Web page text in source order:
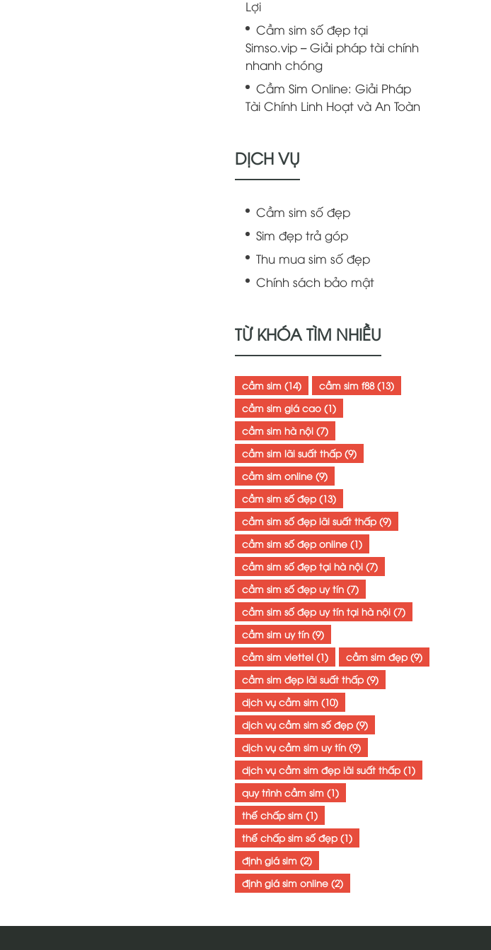
Lợi
Cầm sim số đẹp tại
Simso.vip – Giải pháp tài chính
nhanh chóng
Cầm Sim Online: Giải Pháp
Tài Chính Linh Hoạt và An Toàn
DỊCH VỤ
Cầm sim số đẹp
Sim đẹp trả góp
Thu mua sim số đẹp
Chính sách bảo mật
TỪ KHÓA TÌM NHIỀU
cầm sim (14) cầm sim f88(13)
cầm sim giá cao (1)
cầm sim hà nội (7)
cầm sim lãi suất thấp (9)
cầm sim online (9)
cầm sim số đẹp (13)
cầm sim số đẹp lãi suất thấp (9)
cầm sim số đẹp online (1)
cầm sim số đẹp tại hà nội (7)
cầm sim số đẹp uy tín (7)
cầm sim số đẹp uy tín tại hà nội (7)
cầm sim uy tín (9)
cầm sim viettel (1) cầm sim đẹp (9)
cầm sim đẹp lãi suất thấp (9)
dịch vụ cầm sim (10)
dịch vụ cầm sim số đẹp (9)
dịch vụ cầm sim uy tín (9)
dịch vụ cầm sim đẹp lãi suất thấp (1)
quy trình cầm sim (1)
thế chấp sim (1)
thế chấp sim số đẹp (1)
định giá sim (2)
định giá sim online (2)